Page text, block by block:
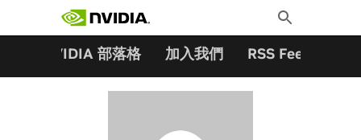
Toggle
Search
NVIDIA 部落格 加入我們 RSS Feeds